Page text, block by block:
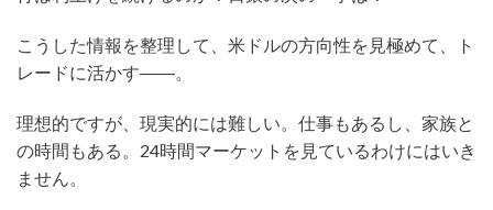
こうした情報を整理して、米ドルの方向性を見極めて、ト
レードに活かす――。
理想的ですが、現実的には難しい。仕事もあるし、家族と
の時間もある。24時間マーケットを見ているわけにはいき
ません。